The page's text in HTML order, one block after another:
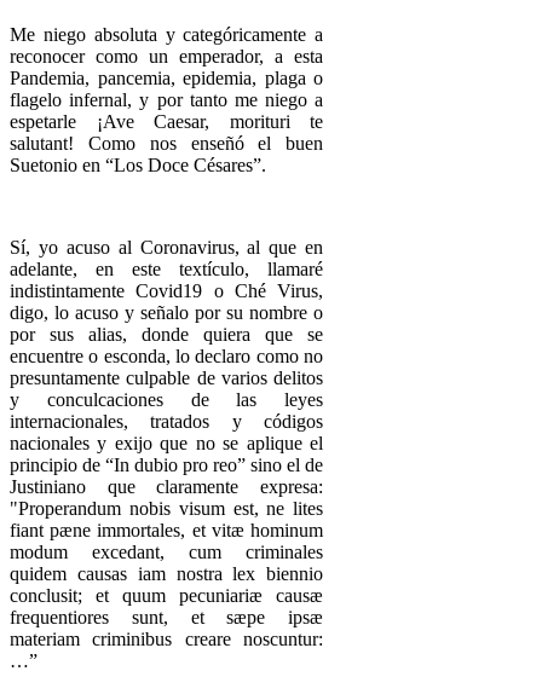
Me niego absoluta y categóricamente a
reconocer como un emperador, a esta
Pandemia, pancemia, epidemia, plaga o
flagelo infernal, y por tanto me niego a
espetarle ¡Ave Caesar, morituri te
salutant! Como nos enseñó el buen
Suetonio en “Los Doce Césares”.
Sí, yo acuso al Coronavirus, al que en
adelante, en este textículo, llamaré
indistintamente Covid19 o Ché Virus,
digo, lo acuso y señalo por su nombre o
por sus alias, donde quiera que se
encuentre o esconda, lo declaro como no
presuntamente culpable de varios delitos
y conculcaciones de las leyes
internacionales, tratados y códigos
nacionales y exijo que no se aplique el
principio de “In dubio pro reo” sino el de
Justiniano que claramente expresa:
"Properandum nobis visum est, ne lites
fiant pæne immortales, et vitæ hominum
modum excedant, cum criminales
quidem causas iam nostra lex biennio
conclusit; et quum pecuniariæ causæ
frequentiores sunt, et sæpe ipsæ
materiam criminibus creare noscuntur:
…”